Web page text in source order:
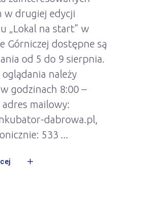
w drugiej edycji
„Lokal na start” w
Górniczej dostępne są
od 5 do 9 sierpnia.
oglądania należy
w godzinach 8:00 –
adres mailowy:
dabrowa.pl,
533